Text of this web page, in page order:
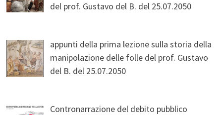
del prof. Gustavo del B. del 25.07.2050
appunti della prima lezione sulla storia della
manipolazione delle folle del prof. Gustavo
del B. del 25.07.2050
Contronarrazione del debito pubblico